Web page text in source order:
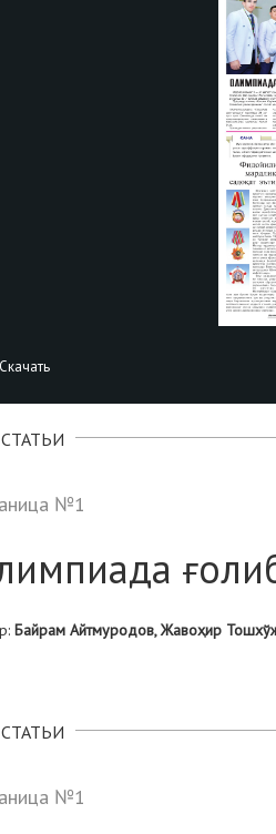
Скачать
СТАТЬИ
№1
Байрам Айтмуродов, Жавоҳир
СТАТЬИ
№1